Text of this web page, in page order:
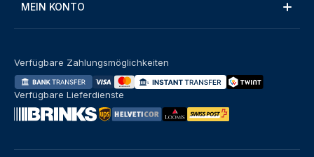
MEIN KONTO
Verfügbare Zahlungsmöglichkeiten
Verfügbare Lieferdienste